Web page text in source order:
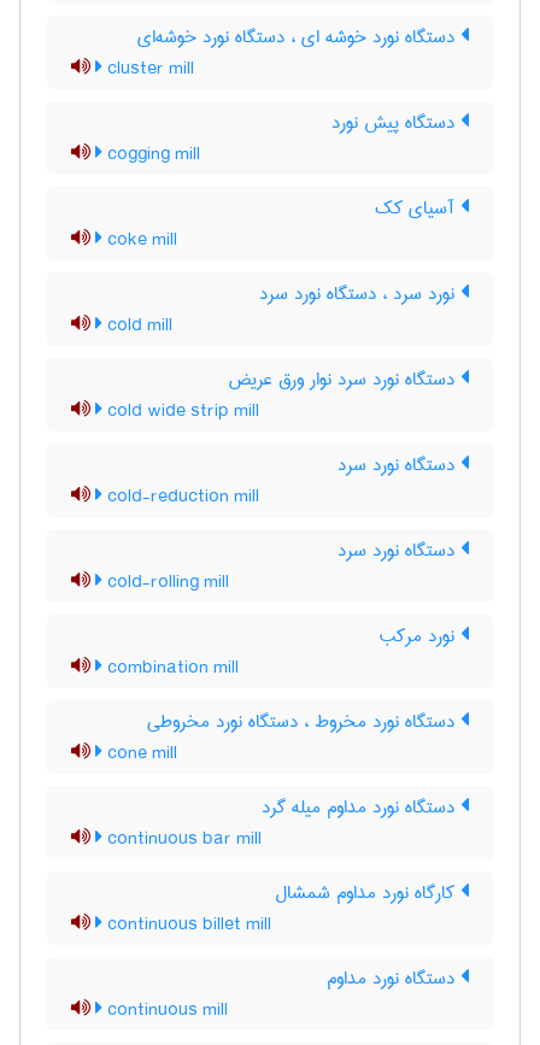
دستگاه نورد خوشه ای ، دستگاه نورد خوشه‌ای
cluster mill
دستگاه پیش نورد
cogging mill
آسیای کک
coke mill
نورد سرد ، دستگاه نورد سرد
cold mill
دستگاه نورد سرد نوار ورق عریض
cold wide strip mill
دستگاه نورد سرد
cold-reduction mill
دستگاه نورد سرد
cold-rolling mill
نورد مرکب
combination mill
دستگاه نورد مخروط ، دستگاه نورد مخروطی
cone mill
دستگاه نورد مداوم میله گرد
continuous bar mill
کارگاه نورد مداوم شمشال
continuous billet mill
دستگاه نورد مداوم
continuous mill